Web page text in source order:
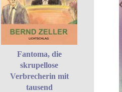
Fantoma, die
skrupellose
Verbrecherin mit
tausend